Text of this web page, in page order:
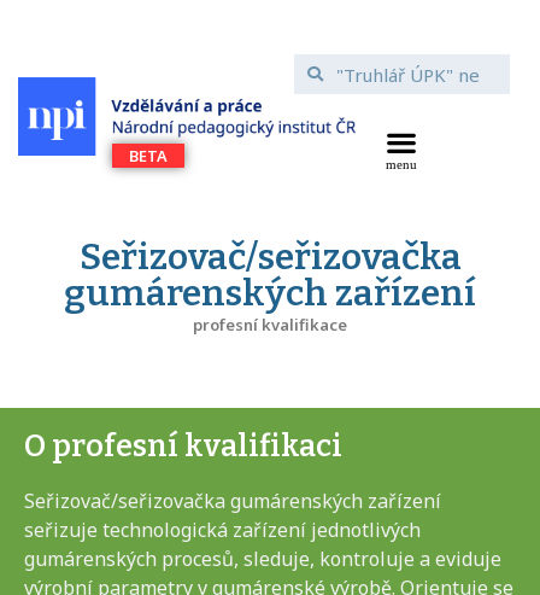
Seřizovač/seřizovačka
gumárenských zařízení
profesní kvalifikace
O profesní kvalifikaci
Seřizovač/seřizovačka gumárenských zařízení
seřizuje technologická zařízení jednotlivých
gumárenských procesů, sleduje, kontroluje a eviduje
výrobní parametry v gumárenské výrobě. Orientuje se